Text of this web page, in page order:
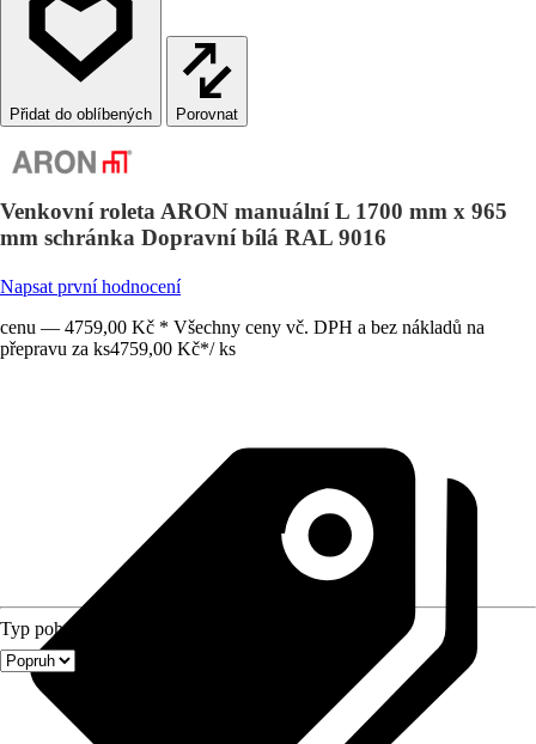
Porovnat
Venkovní roleta ARON manuální L 1700 mm x 965
mm schránka Dopravní bílá RAL 9016
Napsat první hodnocení
cenu — 4759,00 Kč * Všechny ceny vč. DPH a bez nákladů na
přepravu za ks4759,00 Kč*/ ks
Typ pohonu